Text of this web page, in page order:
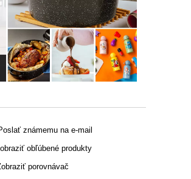
známemu na e-mail
obľúbené produkty
porovnávač